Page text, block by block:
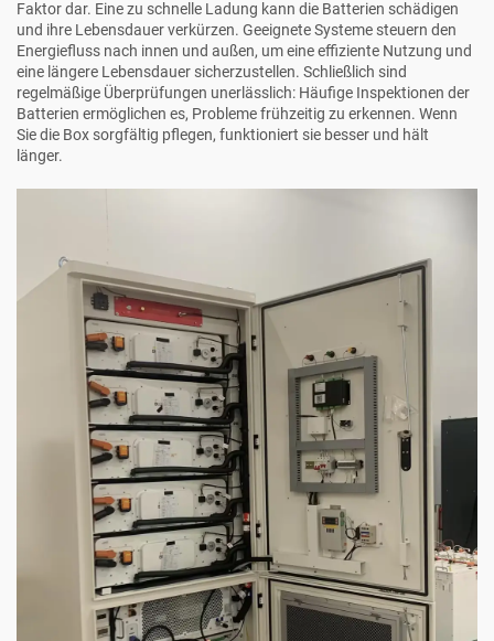
Faktor dar. Eine zu schnelle Ladung kann die Batterien schädigen
und ihre Lebensdauer verkürzen. Geeignete Systeme steuern den
Energiefluss nach innen und außen, um eine effiziente Nutzung und
eine längere Lebensdauer sicherzustellen. Schließlich sind
regelmäßige Überprüfungen unerlässlich: Häufige Inspektionen der
Batterien ermöglichen es, Probleme frühzeitig zu erkennen. Wenn
Sie die Box sorgfältig pflegen, funktioniert sie besser und hält
länger.